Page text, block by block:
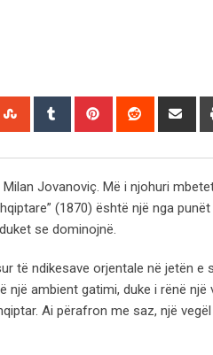
StumbleUpon
Tumblr Pinterest Reddit
Jovanoviç. Më i njohuri
(1870) është një nga
se dominojnë.
të ndikesave orjentale në jetën e
ambient gatimi, duke i rënë
Ai përafron me saz, një